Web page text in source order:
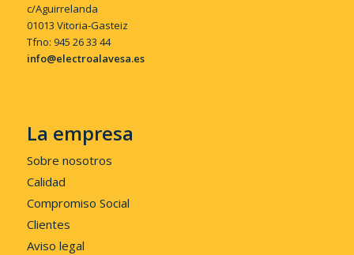
c/Aguirrelanda
01013 Vitoria-Gasteiz
Tfno: 945 26 33 44
info@electroalavesa.es
La empresa
Sobre nosotros
Calidad
Compromiso Social
Clientes
Aviso legal